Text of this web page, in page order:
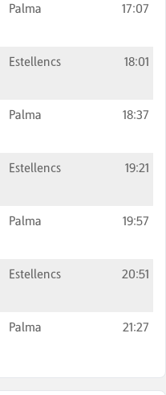
Palma 17:07
Estellencs 18:01
Palma 18:37
Estellencs 19:21
Palma 19:57
Estellencs 20:51
Palma 21:27